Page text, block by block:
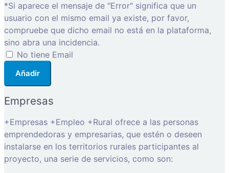
*Si aparece el mensaje de "Error" significa que un
usuario con el mismo email ya existe, por favor,
compruebe que dicho email no está en la plataforma,
sino abra una incidencia.
No tiene Email
Añadir
Empresas
+Empresas +Empleo +Rural ofrece a las personas
emprendedoras y empresarias, que estén o deseen
instalarse en los territorios rurales participantes al
proyecto, una serie de servicios, como son: